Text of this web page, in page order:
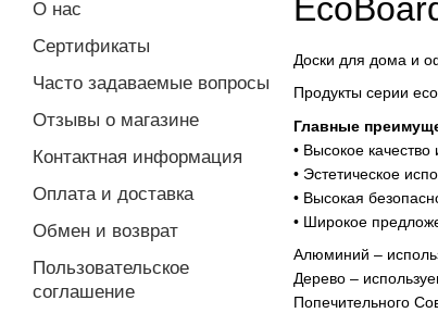
Доски для дома и
Продукты серии
Главные
• Высокое качество
• Эстетическое
• Высокая
• Широкое
Алюминий –
Дерево –
Попечительного
О нас
Сертификаты
Часто задаваемые вопросы
Отзывы о магазине
Контактная информация
Оплата и доставка
Обмен и возврат
Пользовательское
соглашение